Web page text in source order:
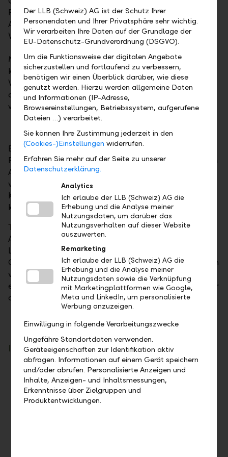
Fall lässt sich so auch kurzfristig und ohne grösseren
Aufwand eine interessante, marktgerechte
Verzinsung erzielen.
Mit Festgeldanlagenbieten wir Ihnen eine
kurzfristige Anlagemöglichkeit in verschiedenen
Währungen ab CHF 10'000 an. Die Laufzeit kann
dabei zwischen einem und zwölf Monaten gewählt
werden.
Bei Callgeldanlagen, eine Form von
Festgeldanlagen, profitieren Sie von der kurzfristigen
Anlagemöglichkeit in verschiedenen Währungen und
von flexibler Entscheidungsfreiheit dank einer
Kündigungsfrist von lediglich einem Arbeitstag. Sie
können innert 48 Stunden abgerufen werden.
Treuhandanlagenermöglichen kurzfristige
Anlagemöglichkeiten im Geldmarkt mit einer
Laufzeit bis zu zwölf Monaten. Diese
Geldmarktanlagen sind in verschiedenen Währungen
verfügbar und werden für Sie wunschgemäss bei
europäischen Grossbanken in unserem Namen – aber
auf Ihre Rechnung und Ihr Risiko – platziert.
Ihre Vorteile
Zeitfaktor nutzen: Anlage zu aktuellen
Geldmarktkonditionen
Sie können Ihre Liquidität flexibel steuern
Der LLB (Schweiz) AG ist der Schutz Ihrer
Personendaten und Ihrer Privatsphäre sehr wichtig.
Wir verarbeiten Ihre Daten auf der Grundlage der
EU-Datenschutz-Grundverordnung (DSGVO).
Um die Funktionsweise der digitalen Angebote
sicherzustellen und fortlaufend zu verbessern,
benötigen wir einen Überblick darüber, wie diese
genutzt werden. Hierzu werden allgemeine Daten
und Informationen (IP-Adresse,
Browsereinstellungen, Betriebssystem, aufgerufene
Dateien …) verarbeitet.
Sie können Ihre Zustimmung jederzeit in den
(Cookies-)Einstellungen widerrufen.
Erfahren Sie mehr auf der Seite zu unserer
Datenschutzerklärung.
Analytics
Ich erlaube der LLB (Schweiz) AG die
Erhebung und die Analyse meiner
Nutzungsdaten, um darüber das
Nutzungsverhalten auf dieser Website
auszuwerten.
Remarketing
Ich erlaube der LLB (Schweiz) AG die
Erhebung und die Analyse meiner
Nutzungsdaten sowie die Verknüpfung
mit Marketingplattformen wie Google,
Meta und LinkedIn, um personalisierte
Werbung anzuzeigen.
Einwilligung in folgende Verarbeitungszwecke
Ungefähre Standortdaten verwenden.
Geräteeigenschaften zur Identifikation aktiv
abfragen. Informationen auf einem Gerät speichern
und/oder abrufen. Personalisierte Anzeigen und
Inhalte, Anzeigen- und Inhaltsmessungen,
Erkenntnisse über Zielgruppen und
Produktentwicklungen.